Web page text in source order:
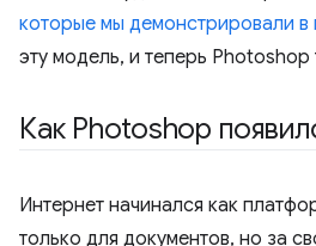
которые мы демонстрировали
эту модель, и теперь Photoshop
Как Photoshop
Интернет начинался как
только для документов, но за